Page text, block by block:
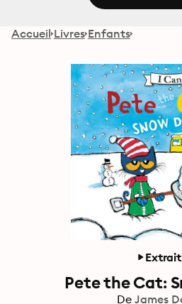
Accueil Livres Enfants
Extrait
Pete the Cat:
De James